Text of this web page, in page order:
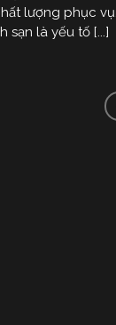
lượng phục
sạn là yếu tố [...]